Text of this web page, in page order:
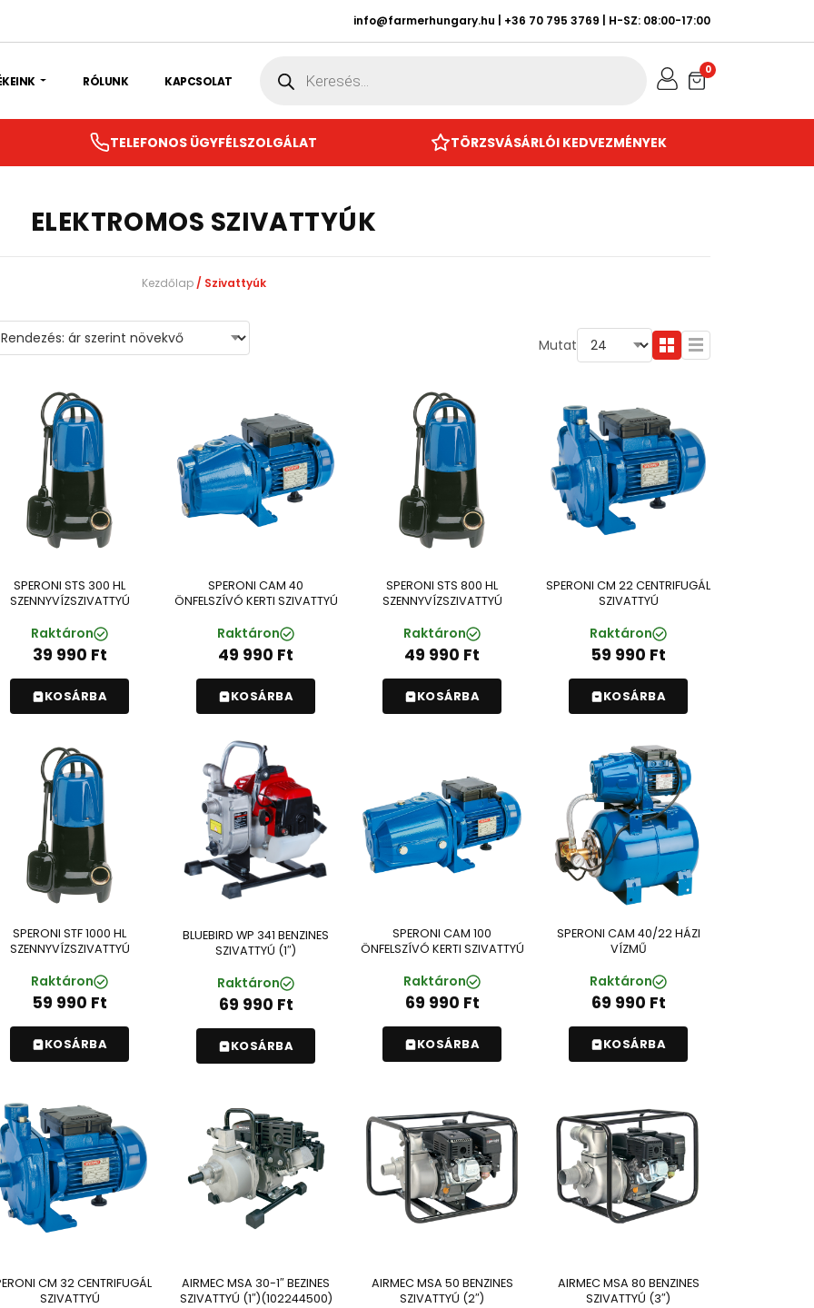
info@farmerhungary.hu +36 70 795 3769 | H-SZ: 08:00-17:00
RÓLUNK KAPCSOLAT search 0
TELEFONOS ÜGYFÉLSZOLGÁLAT TÖRZSVÁSÁRLÓI KEDVEZMÉNYEK
ELEKTROMOS SZIVATTYÚK
Kezdőlap/ Szivattyúk
Mutat
SPERONI STS 300 HL
SZENNYVÍZSZIVATTYÚ
Raktáron
39 990 Ft
KOSÁRBA
SPERONI CAM 40
ÖNFELSZÍVÓ KERTI SZIVATTYÚ
Raktáron
49 990 Ft
KOSÁRBA
SPERONI STS 800 HL
SZENNYVÍZSZIVATTYÚ
Raktáron
49 990 Ft
KOSÁRBA
SPERONI CM 22 CENTRIFUGÁL
SZIVATTYÚ
Raktáron
59 990 Ft
KOSÁRBA
SPERONI STF 1000 HL
SZENNYVÍZSZIVATTYÚ
Raktáron
59 990 Ft
KOSÁRBA
BLUEBIRD WP 341 BENZINES
SZIVATTYÚ (1″)
Raktáron
69 990 Ft
KOSÁRBA
SPERONI CAM 100
ÖNFELSZÍVÓ KERTI SZIVATTYÚ
Raktáron
69 990 Ft
KOSÁRBA
SPERONI CAM 40/22 HÁZI
VÍZMŰ
Raktáron
69 990 Ft
KOSÁRBA
CM 32 CENTRIFUGÁL
SZIVATTYÚ
AIRMEC MSA 30-1″ BEZINES
SZIVATTYÚ (1″)(102244500)
AIRMEC MSA 50 BENZINES
SZIVATTYÚ (2″)
AIRMEC MSA 80 BENZINES
SZIVATTYÚ (3″)